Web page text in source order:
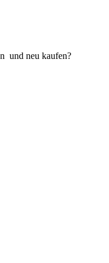
und neu kaufen?